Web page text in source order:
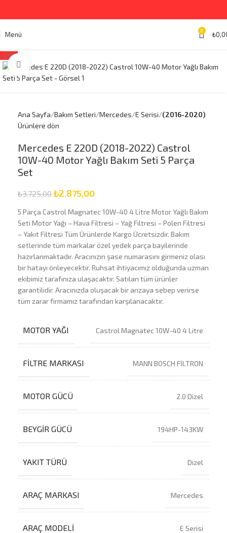
Menü 0 ₺
-23%
Büyütmek için tıklayın
Ana Sayfa Bakım Setleri Mercedes E Serisi (2016-2020)
Ürünlere dön
Mercedes E 220D (2018-2022) Castrol
10W-40 Motor Yağlı Bakım Seti 5 Parça
Set
₺3.725,00 ₺2.875,00
5 Parça Castrol Magnatec 10W-40 4 Litre Motor Yağlı Bakım
Seti Motor Yağı – Hava Filtresi – Yağ Filtresi – Polen Filtresi
– Yakıt Filtresi Tüm Ürünlerde Kargo Ücretsizdir. Bakım
setlerinde tüm markalar özel yedek parça bayilerinde
hazırlanmaktadır. Aracınızın şase numarasını girmeniz olası
bir hatayı önleyecektir. Ruhsat ihtiyacımız olduğunda uzman
ekibimiz tarafınıza ulaşacaktır. Satılan tüm ürünler
garantilidir. Aracınızda oluşacak bir arızaya sebep verirse
tüm zarar firmamız tarafından karşılanacaktır.
MOTOR YAĞI Castrol Magnatec 10W-40 4 Litre
FILTRE MARKASI MANN BOSCH FİLTRON
MOTOR GÜCÜ 2.0 Dizel
BEYGIR GÜCÜ 194HP-143KW
YAKIT TÜRÜ Dizel
ARAÇ MARKASI Mercedes
ARAÇ MODELI E Serisi